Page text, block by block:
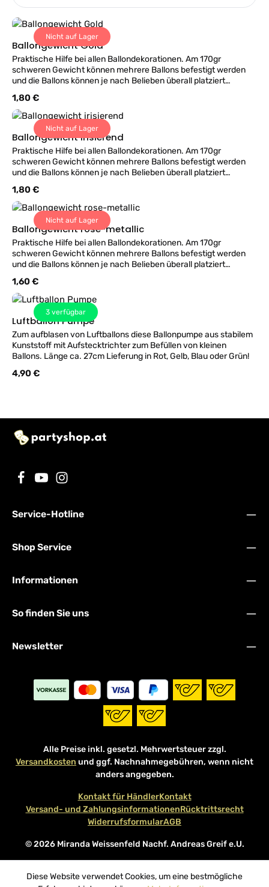
Nicht auf Lager
Ballongewicht Gold
Praktische Hilfe bei allen Ballondekorationen. Am 170gr
schweren Gewicht können mehrere Ballons befestigt werden
und die Ballons können je nach Belieben überall platziert
Regulärer Preis:
1,80 €
Nicht auf Lager
Ballongewicht irisierend
Praktische Hilfe bei allen Ballondekorationen. Am 170gr
schweren Gewicht können mehrere Ballons befestigt werden
und die Ballons können je nach Belieben überall platziert
Regulärer Preis:
1,80 €
Nicht auf Lager
Ballongewicht rose-metallic
Praktische Hilfe bei allen Ballondekorationen. Am 170gr
schweren Gewicht können mehrere Ballons befestigt werden
und die Ballons können je nach Belieben überall platziert
Regulärer Preis:
1,60 €
3 verfügbar
Luftballon Pumpe
Zum aufblasen von Luftballons diese Ballonpumpe aus stabilem
Kunststoff mit Aufstecktrichter zum Befüllen von kleinen
Ballons. Länge ca. 27cm Lieferung in Rot, Gelb, Blau oder Grün!
Regulärer Preis:
4,90 €
Service-Hotline
Shop Service
Informationen
So finden Sie uns
Newsletter
Alle Preise inkl. gesetzl. Mehrwertsteuer zzgl.
Versandkosten und ggf. Nachnahmegebühren, wenn nicht
anders angegeben.
© 2026 Miranda Weissenfeld Nachf. Andreas Greif e.U.
Kontakt für HändlerKontakt
Versand- und ZahlungsinformationenRücktrittsrecht
WiderrufsformularAGB
Diese Website verwendet Cookies, um eine bestmögliche